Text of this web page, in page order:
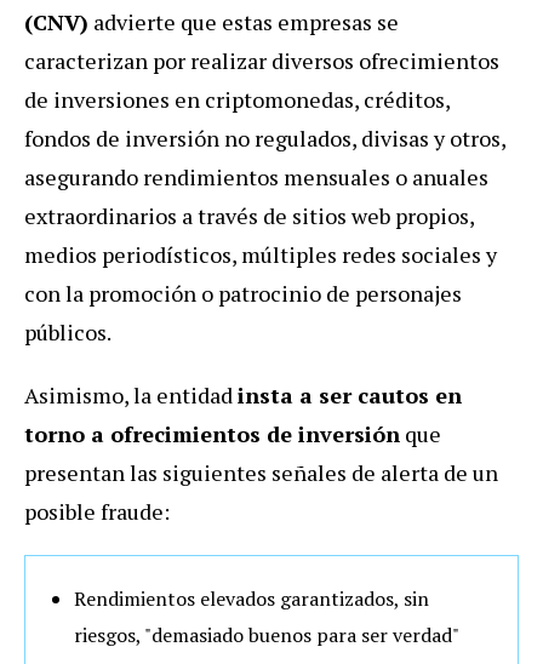
(CNV) advierte que estas empresas se
caracterizan por realizar diversos ofrecimientos
de inversiones en criptomonedas, créditos,
fondos de inversión no regulados, divisas y otros,
asegurando rendimientos mensuales o anuales
extraordinarios a través de sitios web propios,
medios periodísticos, múltiples redes sociales y
con la promoción o patrocinio de personajes
públicos.
Asimismo, la entidadinsta a ser cautos en
torno a ofrecimientos de inversión que
presentan las siguientes señales de alerta de un
posible fraude:
Rendimientos elevados garantizados, sin
riesgos, "demasiado buenos para ser verdad"